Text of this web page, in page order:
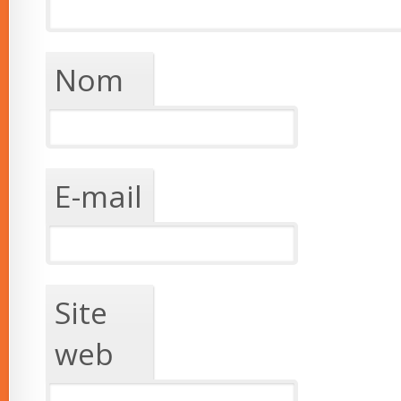
Nom
E-mail
Site
web